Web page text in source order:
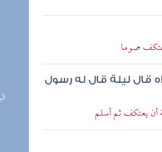
صوما
قال ليلة قال له رسول
أن يعتكف ثم أسلم